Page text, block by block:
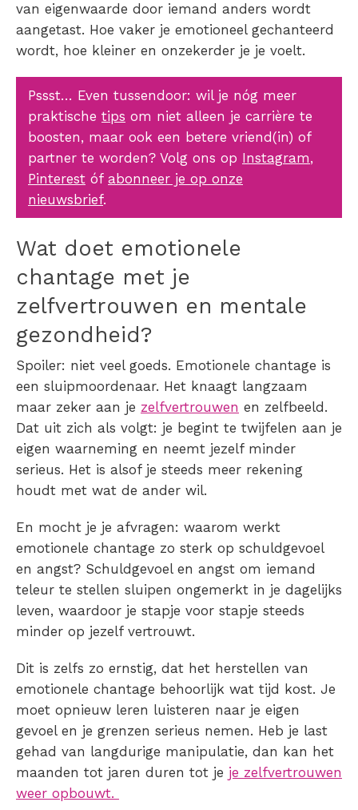
van eigenwaarde door iemand anders wordt
aangetast. Hoe vaker je emotioneel gechanteerd
wordt, hoe kleiner en onzekerder je je voelt.
Pssst… Even tussendoor: wil je nóg meer
praktische tips om niet alleen je carrière te
boosten, maar ook een betere vriend(in) of
partner te worden? Volg ons op Instagram,
Pinterest óf abonneer je op onze
nieuwsbrief.
Wat doet emotionele
chantage met je
zelfvertrouwen en mentale
gezondheid?
Spoiler: niet veel goeds. Emotionele chantage is
een sluipmoordenaar. Het knaagt langzaam
maar zeker aan je zelfvertrouwen en zelfbeeld.
Dat uit zich als volgt: je begint te twijfelen aan je
eigen waarneming en neemt jezelf minder
serieus. Het is alsof je steeds meer rekening
houdt met wat de ander wil.
En mocht je je afvragen: waarom werkt
emotionele chantage zo sterk op schuldgevoel
en angst? Schuldgevoel en angst om iemand
teleur te stellen sluipen ongemerkt in je dagelijks
leven, waardoor je stapje voor stapje steeds
minder op jezelf vertrouwt.
Dit is zelfs zo ernstig, dat het herstellen van
emotionele chantage behoorlijk wat tijd kost. Je
moet opnieuw leren luisteren naar je eigen
gevoel en je grenzen serieus nemen. Heb je last
gehad van langdurige manipulatie, dan kan het
maanden tot jaren duren tot je je zelfvertrouwen
weer opbouwt.